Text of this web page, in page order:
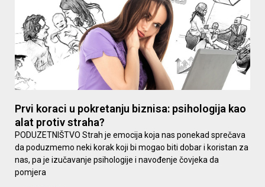
Prvi koraci u pokretanju biznisa: psihologija kao
alat protiv straha?
PODUZETNIŠTVO Strah je emocija koja nas ponekad sprečava
da poduzmemo neki korak koji bi mogao biti dobar i koristan za
nas, pa je izučavanje psihologije i navođenje čovjeka da
pomjera